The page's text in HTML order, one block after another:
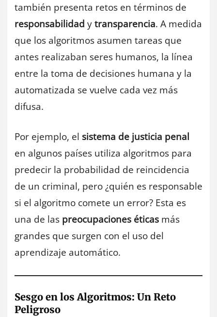
también presenta retos en términos de
responsabilidad ytransparencia. A medida
que los algoritmos asumen tareas que
antes realizaban seres humanos, la línea
entre la toma de decisiones humana y la
automatizada se vuelve cada vez más
difusa.
Por ejemplo, el sistema de justicia penal
en algunos países utiliza algoritmos para
predecir la probabilidad de reincidencia
de un criminal, pero ¿quién es responsable
si el algoritmo comete un error? Esta es
una de las preocupaciones éticas más
grandes que surgen con el uso del
aprendizaje automático.
Sesgo en los Algoritmos: Un Reto
Peligroso